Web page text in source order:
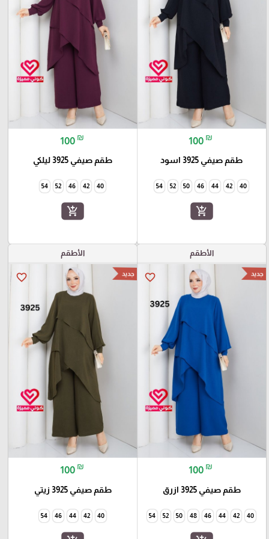
100 ₪
طقم صيفي 3925 اسود
40
42
44
46
50
52
54
add_shopping_cart
100 ₪
طقم صيفي 3925 ليلكي
40
42
46
52
54
add_shopping_cart
الأطقم
favorite_border جديد
100 ₪
طقم صيفي 3925 ازرق
40
42
44
46
48
50
52
54
الأطقم
favorite_border جديد
100 ₪
طقم صيفي 3925 زيتي
40
42
44
46
54